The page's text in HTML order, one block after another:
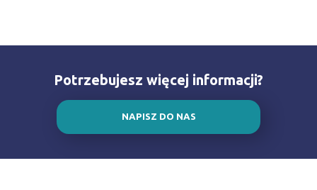
Potrzebujesz więcej informacji?
NAPISZ DO NAS